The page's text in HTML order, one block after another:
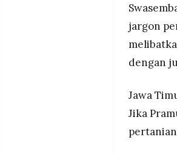
jargon
dengan
Jawa
Jika